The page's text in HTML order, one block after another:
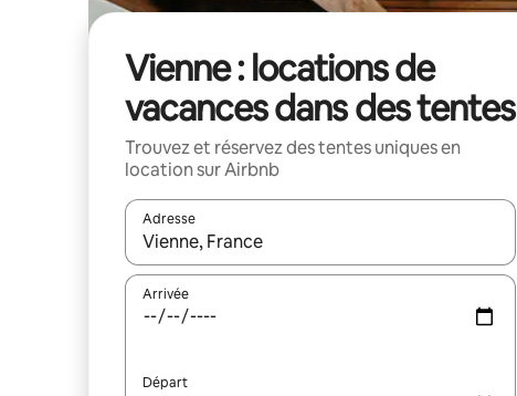
Vienne : locations de
vacances dans des tentes
Trouvez et réservez des tentes uniques en
location sur Airbnb
Adresse
Lorsque les résultats s'affichent, utilisez les flèches
Arrivée
Départ